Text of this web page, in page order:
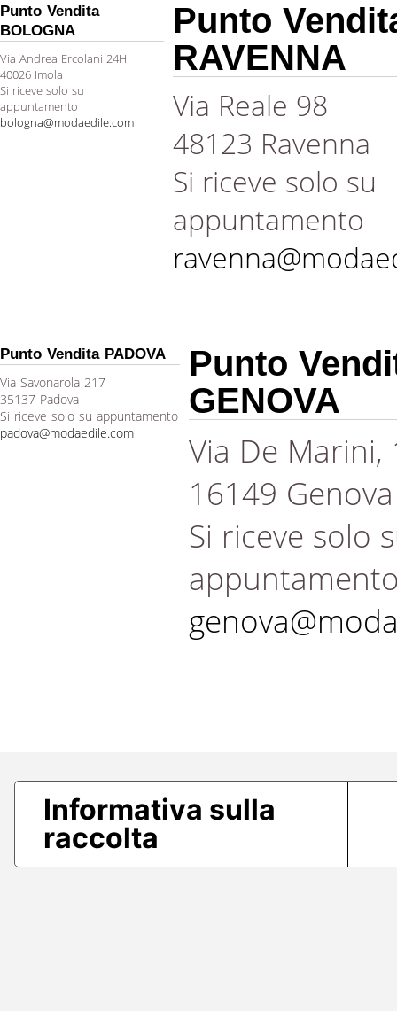
Punto Vendita
BOLOGNA
Via Andrea Ercolani 24H
40026 Imola
Si riceve solo su
appuntamento
bologna@modaedile.com
Punto
RAVENNA
Via Reale 98
48123 Ravenna
Si riceve solo su
appuntamento
Punto Vendita PADOVA
Via Savonarola 217
35137 Padova
Si riceve solo su appuntamento
padova@modaedile.com
Punto
GENOVA
Via De Marini,
16149 Genova
Si riceve solo
Informativa sulla
raccolta